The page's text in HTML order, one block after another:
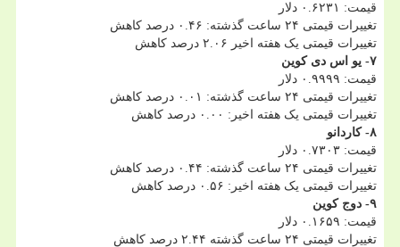
قیمت: ۰.۶۲۳۱ دلار
تغییرات قیمتی ۲۴ ساعت گذشته: ۰.۴۶ درصد کاهش
تغییرات قیمتی یک هفته اخیر ۲.۰۶ درصد کاهش
۷- یو اس دی کوین
قیمت: ۰.۹۹۹۹ دلار
تغییرات قیمتی ۲۴ ساعت گذشته: ۰.۰۱ درصد کاهش
تغییرات قیمتی یک هفته اخیر: ۰.۰۰ درصد کاهش
۸- کاردانو
قیمت: ۰.۷۳۰۳ دلار
تغییرات قیمتی ۲۴ ساعت گذشته: ۰.۴۴ درصد کاهش
تغییرات قیمتی یک هفته اخیر: ۰.۵۶ درصد کاهش
۹- دوج کوین
قیمت: ۰.۱۶۵۹ دلار
تغییرات قیمتی ۲۴ ساعت گذشته ۲.۴۴ درصد کاهش